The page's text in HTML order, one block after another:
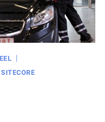
SITECORE